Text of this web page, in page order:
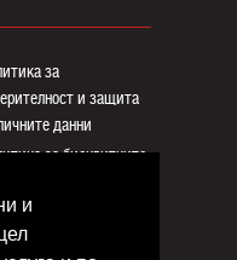
и
за
и защита
данни
за бисквитките
условия